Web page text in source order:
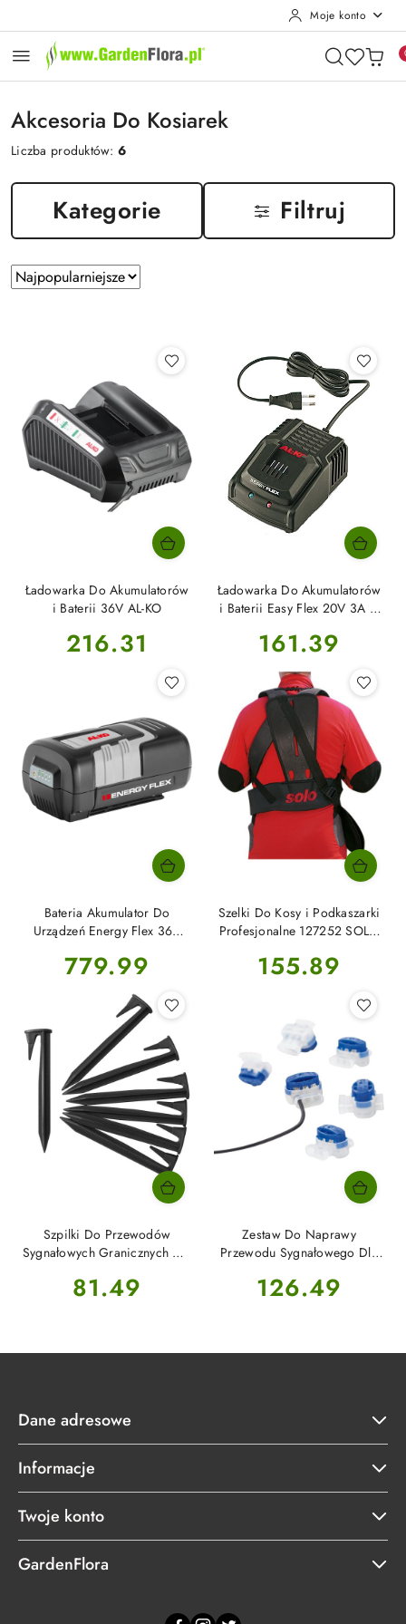
Moje konto
Akcesoria Do Kosiarek
Liczba produktów:6
Kategorie Filtruj
Zastosowano
sortowanie:
Sortuj
według
Ładowarka Do Akumulatorów
i Baterii 36V AL-KO
Cena:
216.31
Ładowarka Do Akumulatorów
i Baterii Easy Flex 20V 3A C
Cena:
161.39
Bateria Akumulator Do
Urządzeń Energy Flex 36V
Cena:
779.99
Szelki Do Kosy i Podkaszarki
Profesjonalne 127252 SOLO
Cena:
155.89
Szpilki Do Przewodów
Sygnałowych Granicznych Dla
KO
Cena:
81.49
Zestaw Do Naprawy
Przewodu Sygnałowego Dla
Cena:
126.49
Dane adresowe
Informacje
Twoje konto
GardenFlora